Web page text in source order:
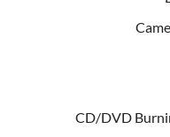
CD/DVD